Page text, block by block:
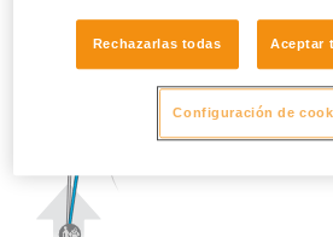
Rechazarlas todas Aceptar
Configuración de